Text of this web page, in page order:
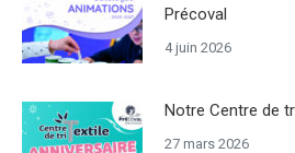
Précoval
4 juin 2026
Notre Centre de
27 mars 2026